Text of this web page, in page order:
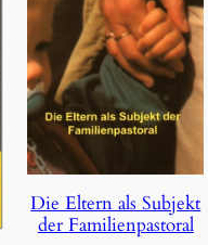
Die Eltern als Subjekt
der Familienpastoral